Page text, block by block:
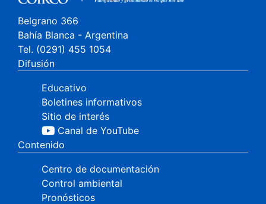
Belgrano 366
Bahía Blanca - Argentina
Tel. (0291) 455 1054
Difusión
Educativo
Boletines informativos
Sitio de interés
Canal de YouTube
Contenido
Centro de documentación
Control ambiental
Pronósticos